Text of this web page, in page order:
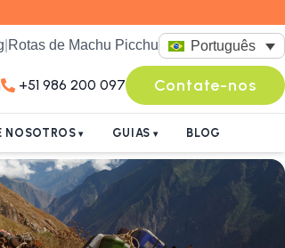
Rotas de Machu Picchu Português
+51 986 200 097 Contate-nos
NOSOTROS GUIAS BLOG